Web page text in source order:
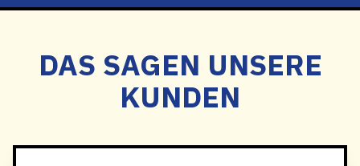
DAS SAGEN UNSERE
KUNDEN